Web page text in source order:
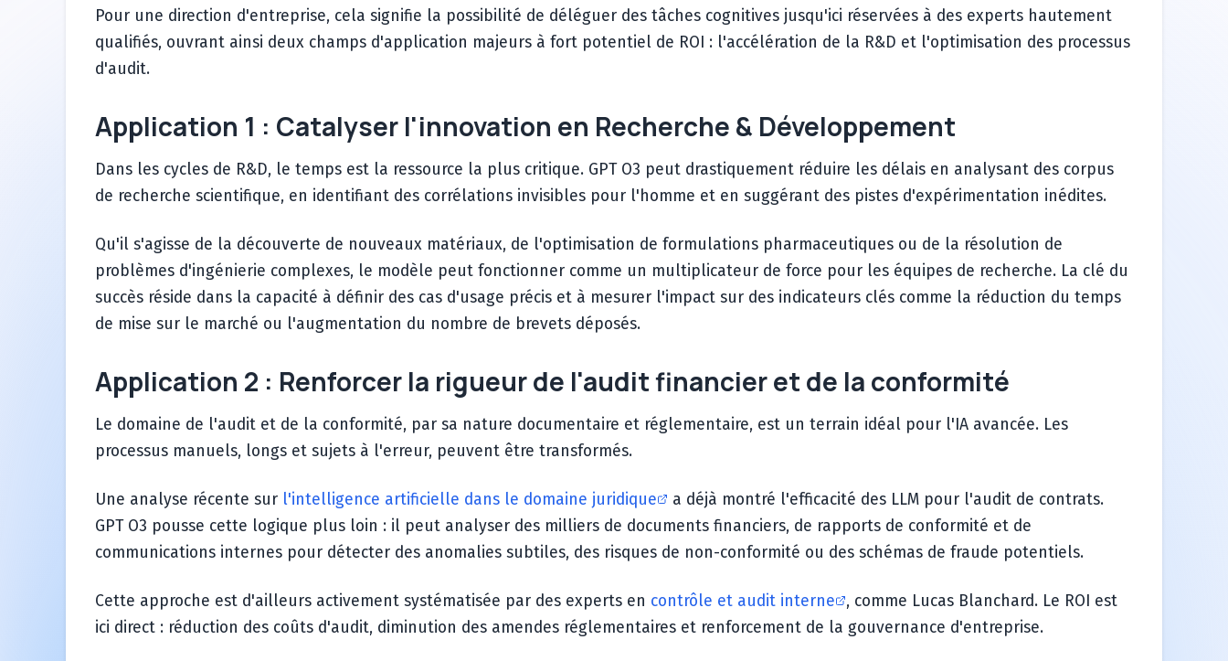
Pour une direction d'entreprise, cela signifie la possibilité de déléguer des tâches cognitives jusqu'ici réservées à des experts hautement
qualifiés, ouvrant ainsi deux champs d'application majeurs à fort potentiel de ROI : l'accélération de la R&D et l'optimisation des processus
d'audit.
Application 1 : Catalyser l'innovation en Recherche & Développement
Dans les cycles de R&D, le temps est la ressource la plus critique. GPT O3 peut drastiquement réduire les délais en analysant des corpus
de recherche scientifique, en identifiant des corrélations invisibles pour l'homme et en suggérant des pistes d'expérimentation inédites.
Qu'il s'agisse de la découverte de nouveaux matériaux, de l'optimisation de formulations pharmaceutiques ou de la résolution de
problèmes d'ingénierie complexes, le modèle peut fonctionner comme un multiplicateur de force pour les équipes de recherche. La clé du
succès réside dans la capacité à définir des cas d'usage précis et à mesurer l'impact sur des indicateurs clés comme la réduction du temps
de mise sur le marché ou l'augmentation du nombre de brevets déposés.
Application 2 : Renforcer la rigueur de l'audit financier et de la conformité
Le domaine de l'audit et de la conformité, par sa nature documentaire et réglementaire, est un terrain idéal pour l'IA avancée. Les
processus manuels, longs et sujets à l'erreur, peuvent être transformés.
Une analyse récente sur l'intelligence artificielle dans le domaine juridique
a déjà montré l'efficacité des LLM pour l'audit de contrats.
GPT O3 pousse cette logique plus loin : il peut analyser des milliers de documents financiers, de rapports de conformité et de
communications internes pour détecter des anomalies subtiles, des risques de non-conformité ou des schémas de fraude potentiels.
Cette approche est d'ailleurs activement systématisée par des experts en contrôle et audit interne
, comme Lucas Blanchard. Le ROI est
ici direct : réduction des coûts d'audit, diminution des amendes réglementaires et renforcement de la gouvernance d'entreprise.